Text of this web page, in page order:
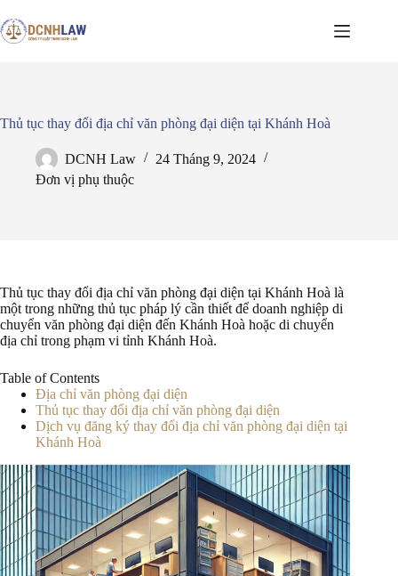
đến
phần
Thủ tục thay đổi địa chỉ văn phòng đại diện tại Khánh Hoà
DCNH Law
24 Tháng 9, 2024
Đơn vị phụ thuộc
Thủ tục thay đổi địa chỉ văn phòng đại diện tại Khánh Hoà là
một trong những thủ tục pháp lý cần thiết để doanh nghiệp di
chuyển văn phòng đại diện đến Khánh Hoà hoặc di chuyển
địa chỉ trong phạm vi tỉnh Khánh Hoà.
Table of Contents
Địa chỉ văn phòng đại diện
Thủ tục thay đổi địa chỉ văn phòng đại diện
Dịch vụ đăng ký thay đổi địa chỉ văn phòng đại diện tại
Khánh Hoà